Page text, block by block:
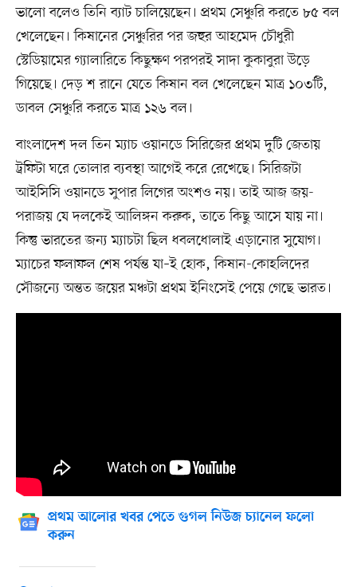
ভালো বলেও তিনি ব্যাট চালিয়েছেন। প্রথম সেঞ্চুরি করতে ৮৫ বল
খেলেছেন। কিষানের সেঞ্চুরির পর জহুর আহমেদ চৌধুরী
স্টেডিয়ামের গ্যালারিতে কিছুক্ষণ পরপরই সাদা কুকাবুরা উড়ে
গিয়েছে। দেড় শ রানে যেতে কিষান বল খেলেছেন মাত্র ১০৩টি,
ডাবল সেঞ্চুরি করতে মাত্র ১২৬ বল।
বাংলাদেশ দল তিন ম্যাচ ওয়ানডে সিরিজের প্রথম দুটি জেতায়
ট্রফিটা ঘরে তোলার ব্যবস্থা আগেই করে রেখেছে। সিরিজটা
আইসিসি ওয়ানডে সুপার লিগের অংশও নয়। তাই আজ জয়-
পরাজয় যে দলকেই আলিঙ্গন করুক, তাতে কিছু আসে যায় না।
কিন্তু ভারতের জন্য ম্যাচটা ছিল ধবলধোলাই এড়ানোর সুযোগ।
ম্যাচের ফলাফল শেষ পর্যন্ত যা–ই হোক, কিষান-কোহলিদের
সৌজন্যে অন্তত জয়ের মঞ্চটা প্রথম ইনিংসেই পেয়ে গেছে ভারত।
প্রথম আলোর খবর পেতে গুগল নিউজ চ্যানেল ফলো
করুন